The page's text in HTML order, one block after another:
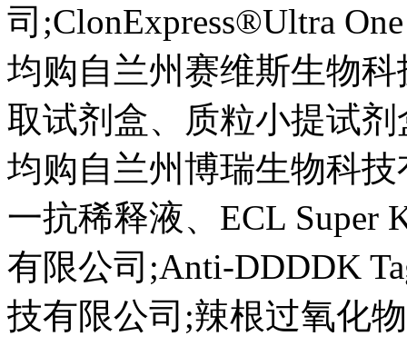
司;ClonExpress®Ultra
均购自兰州赛维斯生物
取试剂盒、质粒小提试
均购自兰州博瑞生物科
一抗稀释液、ECL Super
有限公司;Anti-DDDDK
技有限公司;辣根过氧化